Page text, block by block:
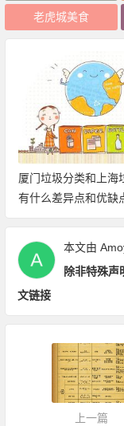
老虎城美食
2019厦门旅游年卡：
限次畅玩厦门21大景
本文由
除非特殊声
文链接
上一篇